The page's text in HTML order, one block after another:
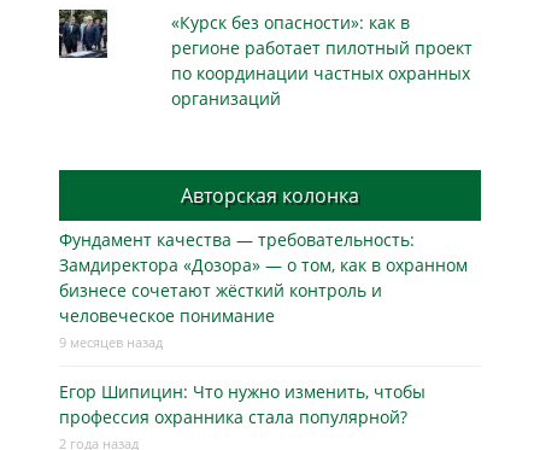
«Курск без опасности»: как в
регионе работает пилотный проект
по координации частных охранных
организаций
Авторская колонка
Фундамент качества — требовательность:
Замдиректора «Дозора» — о том, как в охранном
бизнесe сочетают жёсткий контроль и
человеческое понимание
9 месяцев назад
Егор Шипицин: Что нужно изменить, чтобы
профессия охранника стала популярной?
2 года назад